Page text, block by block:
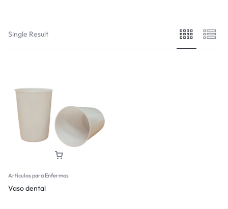
Single Result
Artículos para Enfermos
Vaso dental